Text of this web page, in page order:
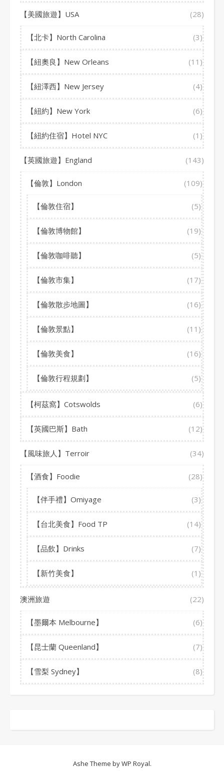
【美國旅遊】USA (28)
【北卡】North Carolina (3)
【紐奧良】New Orleans (11)
【紐澤西】New Jersey (4)
【紐約】New York (6)
【紐約住宿】Hotel NYC (1)
【英國旅遊】England (143)
【倫敦】London (109)
【倫敦住宿】 (5)
【倫敦博物館】 (19)
【倫敦咖啡聽】 (5)
【倫敦市集】 (17)
【倫敦散步地圖】 (16)
【倫敦景點】 (11)
【倫敦美食】 (16)
【倫敦行程規劃】 (5)
【柯茲窩】Cotswolds (6)
【英國巴斯】Bath (12)
【風味旅人】Terroir (34)
【酒食】Foodie (28)
【伴手禮】Omiyage (3)
【台北美食】Food TP (14)
【品飲】Drinks (7)
【新竹美食】 (1)
澳洲旅遊 (22)
【墨爾本 Melbourne】 (6)
【昆士蘭 Queenland】 (7)
【雪梨 Sydney】 (8)
Ashe Theme byWP Royal.